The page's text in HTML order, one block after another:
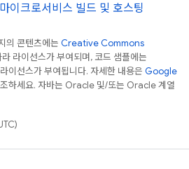
마이크로서비스 빌드 및 호스팅
의 콘텐츠에는 Creative Commons
라 라이선스가 부여되며, 코드 샘플에는
이선스가 부여됩니다. 자세한 내용은 Google
하세요. 자바는 Oracle 및/또는 Oracle 계열